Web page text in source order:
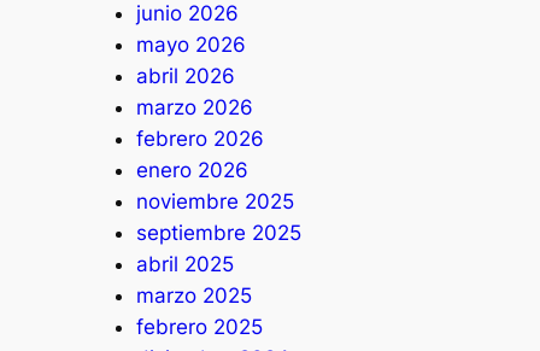
junio 2026
mayo 2026
abril 2026
marzo 2026
febrero 2026
enero 2026
noviembre 2025
septiembre 2025
abril 2025
marzo 2025
febrero 2025